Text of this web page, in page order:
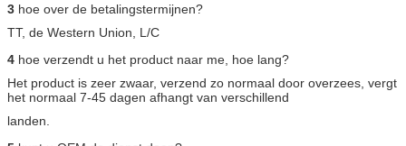
3 hoe over de betalingstermijnen?
TT, de Western Union, L/C
4 hoe verzendt u het product naar me, hoe lang?
Het product is zeer zwaar, verzend zo normaal door overzees, vergt
het normaal 7-45 dagen afhangt van verschillend
landen.